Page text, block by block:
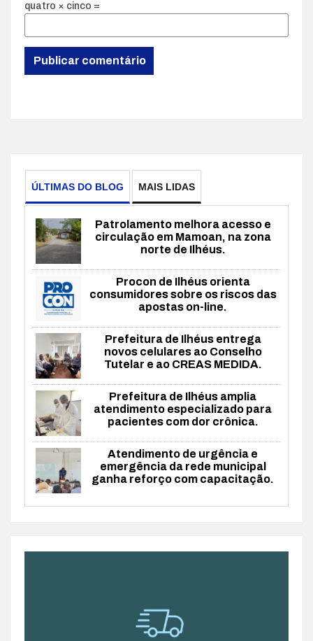
quatro × cinco =
ÚLTIMAS DO BLOG MAIS LIDAS
Patrolamento melhora acesso e
circulação em Mamoan, na zona
norte de Ilhéus.
Procon de Ilhéus orienta
consumidores sobre os riscos das
apostas on-line.
Prefeitura de Ilhéus entrega
novos celulares ao Conselho
Tutelar e ao CREAS MEDIDA.
Prefeitura de Ilhéus amplia
atendimento especializado para
pacientes com dor crônica.
Atendimento de urgência e
emergência da rede municipal
ganha reforço com capacitação.